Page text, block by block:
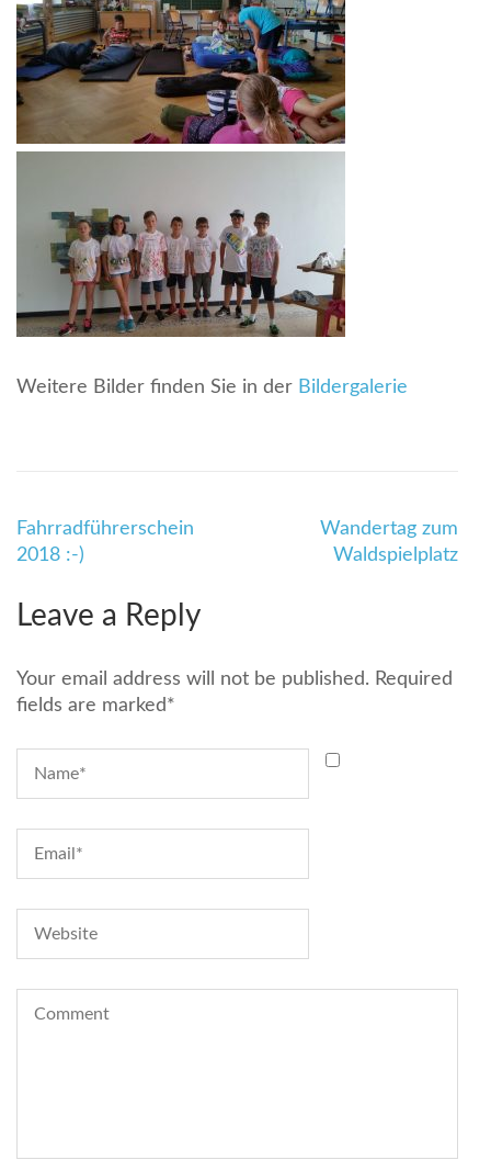
Weitere Bilder finden Sie in der Bildergalerie
Beitragsnavigation
Fahrradführerschein
2018 :-)
Wandertag zum
Waldspielplatz
Leave a Reply
Your email address will not be published. Required
fields are marked*